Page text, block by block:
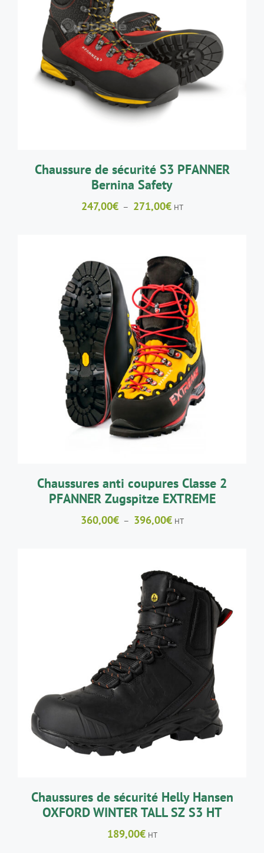
DÉTAILS
Chaussure de sécurité S3 PFANNER
Bernina Safety
247,00€ – 271,00€Plage
à
271,00€
HT
CHOIX DES OPTIONSCE
PRODUIT
A
PLUSIEURS
VARIATIONS.
OPTIONS
PEUVENT
LA
PAGE
DU
PRODUIT
/ DÉTAILS
Chaussures anti coupures Classe 2
PFANNER Zugspitze EXTREME
360,00€ – 396,00€Plage
à
396,00€
HT
CHOIX DES OPTIONS CE
PLUSIEURS
VARIATIONS.
LES
OPTIONS
PEUVENT
LA
PAGE
DU
Chaussures de sécurité Helly Hansen
OXFORD WINTER TALL SZ S3 HT
189,00€ HT